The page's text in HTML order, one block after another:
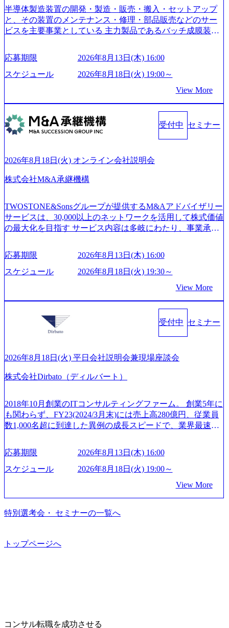
着けたい方でも幅広に経験を積みたい方でも、キャリア形
成が柔軟に可能な環境である。 https://storage.googleapis.com/
our-vision-production.appspot.com/public/images/20240925204135
_93b1bff3-f71c-4bc9-8bd9-72a8a4826007_1200x554.webp https://
mages/20250502152751_46c65543-87ef-4e86-a85a-8649e1c532f9
_956x512.webp https://storage.googleapis.com/our-vision-producti
on.appspot.com/public/images/20250502152804_ba6aaa1a-9ffc-4f
m/our-vision-production.appspot.com/public/images/202505021528
ンプレクス社は、FinTech領域に強みを持つITコンサルティ
ング会社で、NRI、NTTDATAと同じく世界のFinTech Ranki
ngsTop 100企業にも選出されている。ITコンサルティング、
特長 ビジネスへの深い理解を持つコンサルタントが集うXs
pearと、最先端テクノロジーに深い知見を持つシンプレクス
社またはグループ会社との協力体制を築いている Xspear社
sion-production.appspot.com/public/images/20240925204111_caa9
4e4b-6aae-45a6-a0ce-b98154c816a2_1153x543.webp メンバー情
報 (https://www.xspear.co.jp/member/)一部抜粋 - 伊勢山 昇吾氏:
業界で新規事業戦略、成長戦略、PMI推進、業務改革等の幅
広いプロジェクトに従事 - 鈴木健仁氏：新卒でベイカレン
トに入社し最年少ディレクターを経てXspearに参画 - 梶田
案、人事組織テーマに強みを持ち、メディア・エンタメ業
界においてはDX戦略立案、NFT等の新規事業立案を得意と
する。 - 藏満 一馬氏：アクセンチュア出身。金融業界を中
心に、DX戦略策定、新規事業立案、組織変革、規制対応等
の幅広いプロジェクトを主導する。 - 天野 善仁氏：19卒Pw
ページ (https://www.xspear.co.jp/career/interviews/) 戦略だけの
から”のコンサルの在り方 (https://www.businessinsider.jp/articl
を取得 (https://www.agara.co.jp/article/382811) シンプレクスと
Xspear Consultingが、東京都港区の行政手続き100%デジタル
化を支援 (https://www.afpbb.com/articles/-/3520247) 【未経験
流工程、先端技術を学べる環境 【コンサルファーム経験
者】 ・専門領域に軸足を置きながら、他領域にもチャレン
ジできる環境 ・タイトルアップでのオファー ・現職ファー
ムより高いオファー年収 ・実力主義でプロモーションでき
る（ダブルスキップもあり） ・週に1度のアサインｍｔｇで
こまめに社員のキャリアについて検討してもらえる。結
果、なりたいキャリアを反映できるｐｊにアサインしても
るため、エンジニアの視点からも協業しクライアントへ価
半導体製造装置の開発・製造・販売・搬入・セットアップ
と、その装置のメンテナンス・修理・部品販売などのサー
ビスを主要事業としている 主力製品であるバッチ成膜装置
世界トップクラスのシェアを有している 技術と対話を通じ
て未来を創造し、社会課題の解決に貢献することを目指し
ている Mission:私たちの技術/私たちの対話 Vision:夢を未来
話 IoT社会の浸透、AIの加速等により半導体需要は世界中で
急伸長しており、それに伴い半導体製造装置の需要も伸長
中 https://storage.googleapis.com/our-vision-production.appspot.co
m/public/images/20260224131045_0fee4978-bb25-43a7-a367-542
6b95cd599_1200x543.webp https://storage.googleapis.com/our-visi
cb8-329e-4a45-a8f5-73d9728b2cd7_1200x486.webp https://storag
e.googleapis.com/our-vision-production.appspot.com/public/image
s/20260224131100_d8b3379f-6e64-4566-aea4-924f21977d35_120
0x460.webp https://storage.googleapis.com/our-vision-production.a
810e-138e27965ee8_1200x386.webp グローバル人財育成を目
的とした「語学研修」、効果的なプレゼンのポイントを掴
み実践に強くなるための「プレゼン研修」、自社キャリア
アドバイザーによる自身のキャリア構築をめざす「キャリ
スタイム制度を実施しており、月単位の決められた労働時
間の範囲内で、出社・退社の時刻を社員の自己裁量に委
ね、ワークライフバランスを図りながら効率的に働くこと
ができる 【休日】 土日祝休みの完全週休2日制 2025年度の
休暇は年間24日（4月1日入社の場合）で、入社日に付与さ
れます。 年次有給休暇の残日数は、翌年度に繰り越すこと
ができます。 慶弔休暇は、事由により取得可能日数は異な
ュ休暇は、規程で定める勤続年数ごとに、連続5日のリフレ
ッシュ休暇を取得できます。 【育児や子の看護、介護など
の制度】 育児休暇： 対象：小学校1年修了時の3月31日まで
日2時間15分まで、始業・終業時刻の繰り上げ・繰り下げが
可能 子の看護休暇： 子1人につき5日まで取得でき、1時間
単位で取得することも可能 家族看護休暇： 5日まで取得で
度など】 独身寮：富山事業所の近くに、白風寮と青風寮の2
つの寮があり、以下の入居基準を満たす方が入居可能で
す。 ＜入居基準＞ ・満33歳までの独身者 ・自宅から勤務地
までの通勤総時間が2時間を超えること 住宅手当： 本社の
なるため、入居基準を満たす女性には住宅手当を支給しま
による引っ越し費用は、会社が負担します。 2026年8月18日
※顔出しは不要です。ご質問頂く際のみ、顔出ししていた
応募期限
2026年8月13日(木) 16:00
スケジュール
2026年8月18日(火) 19:00～
View More
受付中 セミナー
2026年8月18日(火) オンライン会社説明会
株式会社M&A承継機構
TWOSTONE&Sonsグループが提供するM&Aアドバイザリー
サービスは、30,000以上のネットワークを活用して株式価値
の最大化を目指す サービス内容は多岐にわたり、事業承継
リーなどが含まれており、幅広いニーズに対応 譲渡企業に
対しては完全成功報酬制を採用し、M&A以外の選択肢も尊
重する姿勢を持ち、将来の株価成長を取り込むスキームの
&A業界のリーディングカンパニーであり、領域にこだわら
ず幅広い案件に携わりながら自己成長とキャリアの挑戦が
可能 M&Aセンター出身者3名がメインメンバーであり、経
験豊富なアドバイザーと共に働くことで、M&Aや財務アド
バイザリーなどの専門知識を獲得し、キャリアを発展させ
となり、平均3000万～4000万の年収となる 内訳としては個
成活躍させるためのナレッジシェアおよび丁寧なOJTを欠か
19:30～ 所要時間 : 約1時間 2026年8月13日(木) 16:00 ＼応募
意思不問・業界未経験歓迎！／ M&A承継機構のビジョンや
業務内容、実際の働き方について詳しくお伝えするオンラ
イン説明会を開催いたします。 M&A業界に興味があり、ま
業界の情報を集めたい 働くイメージを具体的に知りたい M
&A業界にご興味がある方、転職を少しでもお考えの方はも
ちろん、情報収集をしたい方でも歓迎です。お気軽にご参
加ください。 当日は、質疑応答のお時間もご用意しており
ます。 是非、説明会にてお話できることを楽しみにしてお
ります。 説明会後にアンケート回答をお願いいたします。
オンライン(Google meets)
応募期限
2026年8月13日(木) 16:00
スケジュール
2026年8月18日(火) 19:30～
View More
受付中 セミナー
2026年8月18日(火) 平日会社説明会兼現場座談会
株式会社Dirbato（ディルバート）
2018年10月創業のITコンサルティングファーム。 創業5年に
も関わらず、FY23(2024/3月末)には売上高280億円、従業員
数1,000名超に到達した異例の成長スピードで、業界最速と
成⻑を遂げている。 現在コンサルティングファームでは外
資も含めて売上高TOP10にランクインしている。 主力事業
はITコンサルティング。幅広い業界の大企業を中心に、IT
支援している。 他方、インキュベーション事業を手掛けて
いるのも同社の特徴であり、 自社で新規事業開発も手掛け
つつ、複数社への出資～ハンズオン支援も行っている。 (参
ングファームや、Slerなどから優秀層が多数ジョイン。 http
応募期限
2026年8月13日(木) 16:00
スケジュール
2026年8月18日(火) 19:00～
View More
特別選考会・ セミナーの一覧へ
トップページへ
コンサル転職を成功させる